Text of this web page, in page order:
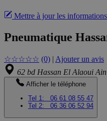
Mettre à jour les
Pneumatique
☆☆☆☆☆ (0) | Ajouter un avis
62 bd Hassan El Alaoui
Afficher le téléphone
Tel 1:
06 61 08 55 47
Tel 2:
06 36 06 52 94